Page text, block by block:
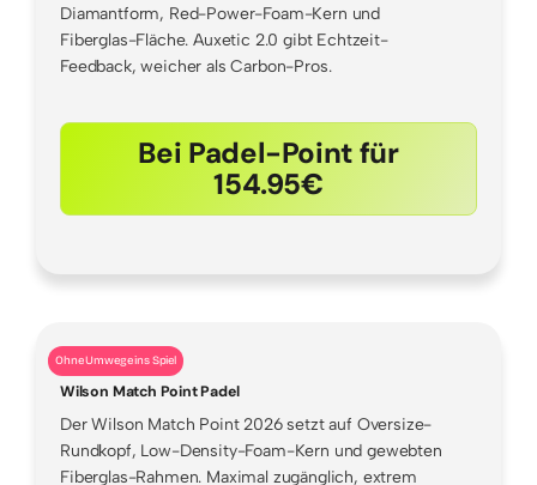
Diamantform, Red-Power-Foam-Kern und
Fiberglas-Fläche. Auxetic 2.0 gibt Echtzeit-
Feedback, weicher als Carbon-Pros.
Bei Padel-Point für
154.95€
Ohne Umwege ins Spiel
Wilson Match Point Padel
Der Wilson Match Point 2026 setzt auf Oversize-
Rundkopf, Low-Density-Foam-Kern und gewebten
Fiberglas-Rahmen. Maximal zugänglich, extrem